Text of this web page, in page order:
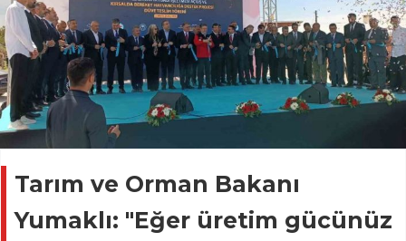
Tarım ve Orman Bakanı
Yumaklı: "Eğer üretim gücünüz